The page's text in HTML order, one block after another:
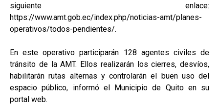
siguiente enlace:
https://www.amt.gob.ec/index.php/noticias-amt/planes-
operativos/todos-pendientes/.
En este operativo participarán 128 agentes civiles de
tránsito de la AMT. Ellos realizarán los cierres, desvíos,
habilitarán rutas alternas y controlarán el buen uso del
espacio público, informó el Municipio de Quito en su
portal web.